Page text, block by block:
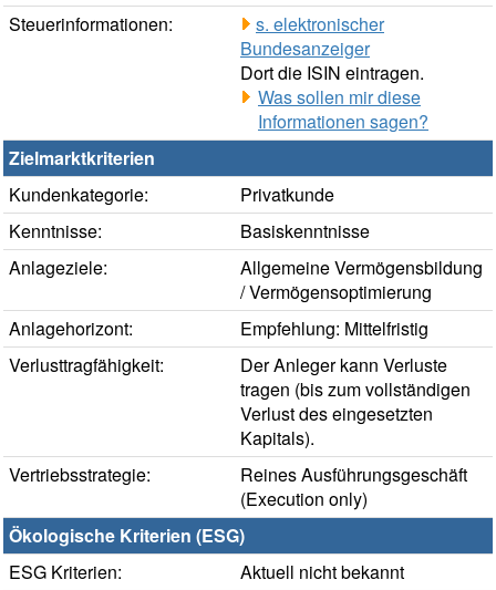
Steuerinformationen:
s. elektronischer
Bundesanzeiger
Dort die ISIN eintragen.
Was sollen mir diese
Informationen sagen?
Zielmarktkriterien
Kundenkategorie:
Privatkunde
Kenntnisse:
Basiskenntnisse
Anlageziele:
Allgemeine Vermögensbildung
/ Vermögensoptimierung
Anlagehorizont:
Empfehlung: Mittelfristig
Verlusttragfähigkeit:
Der Anleger kann Verluste
tragen (bis zum vollständigen
Verlust des eingesetzten
Kapitals).
Vertriebsstrategie:
Reines Ausführungsgeschäft
(Execution only)
Ökologische Kriterien (ESG)
ESG Kriterien:
Aktuell nicht bekannt